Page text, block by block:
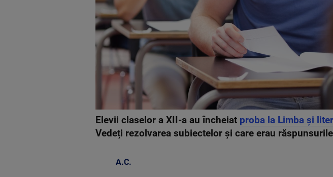
Elevii claselor a XII-a au încheiat proba la Limba și
Vedeți rezolvarea subiectelor și care erau
A.C.